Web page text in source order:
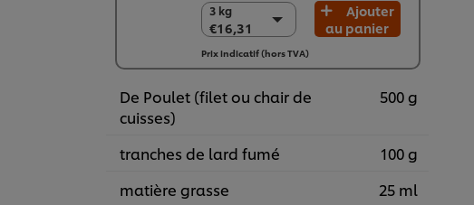
3 kg
€16,31
3 kg
€16,31
4 (x 3 kg)
€65,25
Ajouter
au panier
Prix indicatif (hors TVA)
De Poulet (filet ou chair de
cuisses)
500 g
tranches de lard fumé
100 g
matière grasse
25 ml